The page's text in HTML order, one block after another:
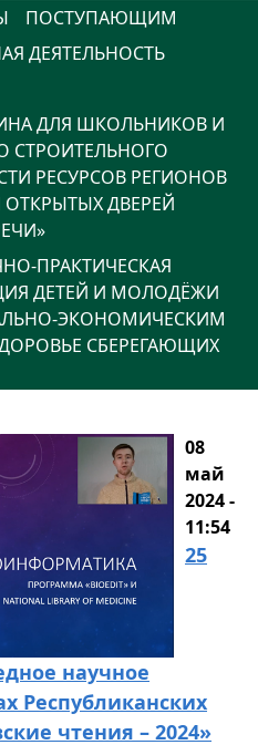
ПОСТУПАЮЩИМ
ДЕЯТЕЛЬНОСТЬ
ДЛЯ ШКОЛЬНИКОВ И
СТРОИТЕЛЬНОГО
РЕСУРСОВ РЕГИОНОВ
ДВЕРЕЙ
ПРАКТИЧЕСКАЯ
ДЕТЕЙ И МОЛОДЁЖИ
ЭКОНОМИЧЕСКИМ
СБЕРЕГАЮЩИХ
08
май
2024 -
11:54
25
научное
Республиканских
чтения – 2024»